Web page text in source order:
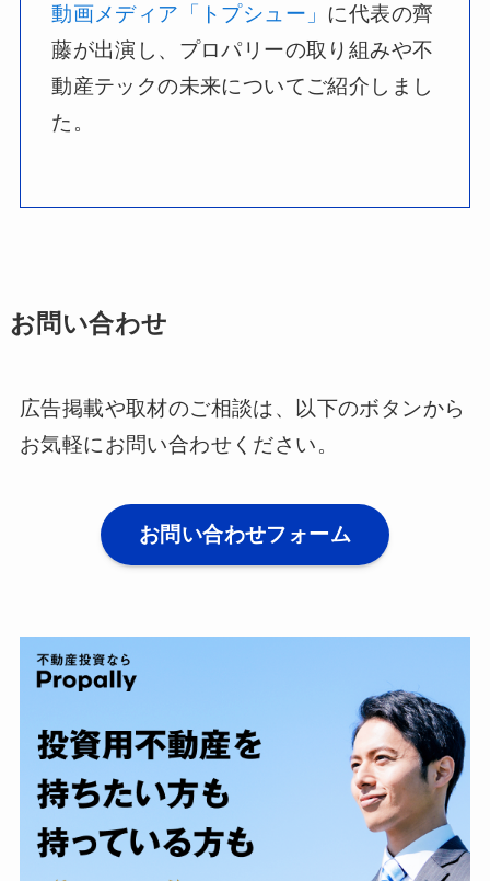
動画メディア「トプシュー」 に代表の齊
藤が出演し、プロパリーの取り組みや不
動産テックの未来についてご紹介しまし
た。
お問い合わせ
広告掲載や取材のご相談は、以下のボタンから
お気軽にお問い合わせください。
お問い合わせフォーム